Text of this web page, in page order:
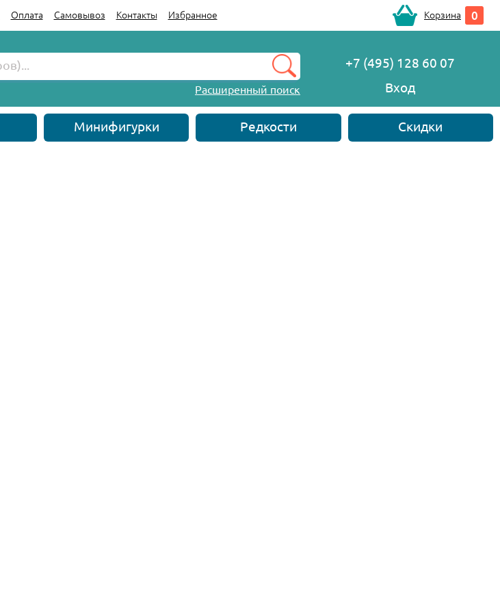
Оплата Самовывоз Контакты Избранное Корзина 0
Расширенный поиск
+7 (495) 128 60 07
Вход
Минифигурки Редкости Скидки